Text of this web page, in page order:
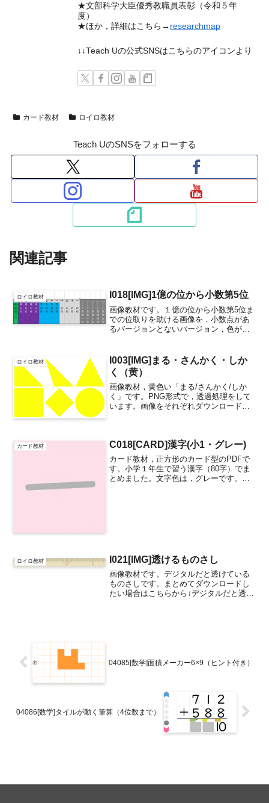
★文部科学大臣優秀教職員表彰（令和５年
度）
★ほか，詳細はこちら→ researchmap
↓↓Teach Uの公式SNSはこちらのアイコンより
カード教材 ロイロ教材
Teach UのSNSをフォローする
関連記事
ロイロ教材 I018[IMG]1億の位から小数第5位
画像教材です。１億の位から小数第5位ま
での位取りを助ける画像を，小数点があ
るバージョンとないバージョン，色がモ
ています（透過PNG）。小数点あり／カ
ラー小数点あり／モノ...
ロイロ教材
I003[IMG]まる・さんかく・しか
く（黄）
画像教材，黄色い「まる/さんかく/しか
く」です。PNG形式で，透過処理をして
います。画像をそれぞれダウンロードし
ちらの教材は，...
カード教材 C018[CARD]漢字(小1・グレー)
カード教材，正方形のカード型のPDFで
す。小学１年生で習う漢字（80字）でま
とめました。文字色は，グレーです。引
ロイロ教材 I021[IMG]透けるものさし
画像教材です。デジタルだと透けている
ものさしです。まとめてダウンロードし
たい場合はこちらから↓デジタルだと透け
04085[数学]面積メーカー6×9（ヒント付き）
04086[数学]タイルが動く筆算（4位数まで）